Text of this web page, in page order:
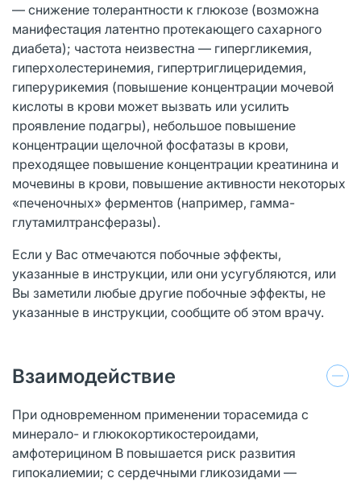
— снижение толерантности к глюкозе (возможна
манифестация латентно протекающего сахарного
диабета); частота неизвестна — гипергликемия,
гиперхолестеринемия, гипертриглицеридемия,
гиперурикемия (повышение концентрации мочевой
кислоты в крови может вызвать или усилить
проявление подагры), небольшое повышение
концентрации щелочной фосфатазы в крови,
преходящее повышение концентрации креатинина и
мочевины в крови, повышение активности некоторых
«печеночных» ферментов (например, гамма-
глутамилтрансферазы).
Если у Вас отмечаются побочные эффекты,
указанные в инструкции, или они усугубляются, или
Вы заметили любые другие побочные эффекты, не
указанные в инструкции, сообщите об этом врачу.
Взаимодействие
При одновременном применении торасемида с
минерало- и глюкокортикостероидами,
амфотерицином В повышается риск развития
гипокалиемии; с сердечными гликозидами —